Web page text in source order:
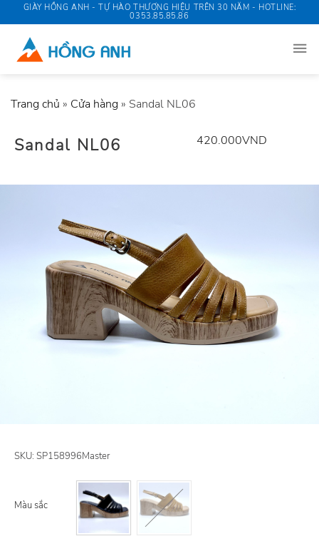
to
content
GIÀY HỒNG ANH - TỰ HÀO THƯƠNG HIỆU TRÊN 30 NĂM - HOTLINE:
0353.85.85.86
Trang chủ » Cửa hàng » Sandal NL06
Sandal NL06 420.000VND
SKU: SP158996Master
Màu sắc